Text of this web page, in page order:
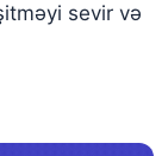
sevir və